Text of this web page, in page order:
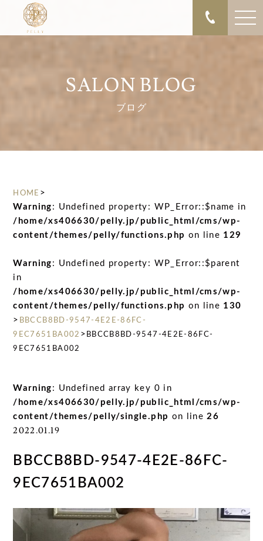
SALON BLOG
ブログ
HOME >
Warning : Undefined property: WP_Error::$name in
/home/xs406630/pelly.jp/public_html/cms/wp-
content/themes/pelly/functions.php on line 129
Warning : Undefined property: WP_Error::$parent
in
/home/xs406630/pelly.jp/public_html/cms/wp-
content/themes/pelly/functions.php on line 130
> BBCCB8BD-9547-4E2E-86FC-
9EC7651BA002 > BBCCB8BD-9547-4E2E-86FC-
9EC7651BA002
Warning : Undefined array key 0 in
/home/xs406630/pelly.jp/public_html/cms/wp-
content/themes/pelly/single.php on line26
2022.01.19
BBCCB8BD-9547-4E2E-86FC-
9EC7651BA002